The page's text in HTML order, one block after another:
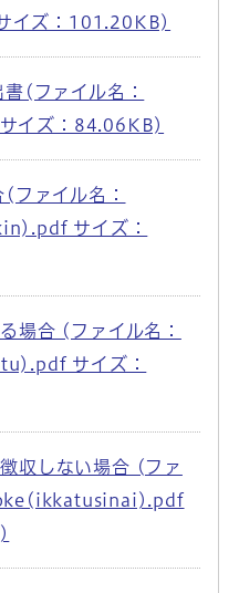
イズ：101.20KB)
(ファイル名：
イズ：84.06KB)
ァイル名：
サイズ：
場合 (ファイル名：
サイズ：
収しない場合 (ファ